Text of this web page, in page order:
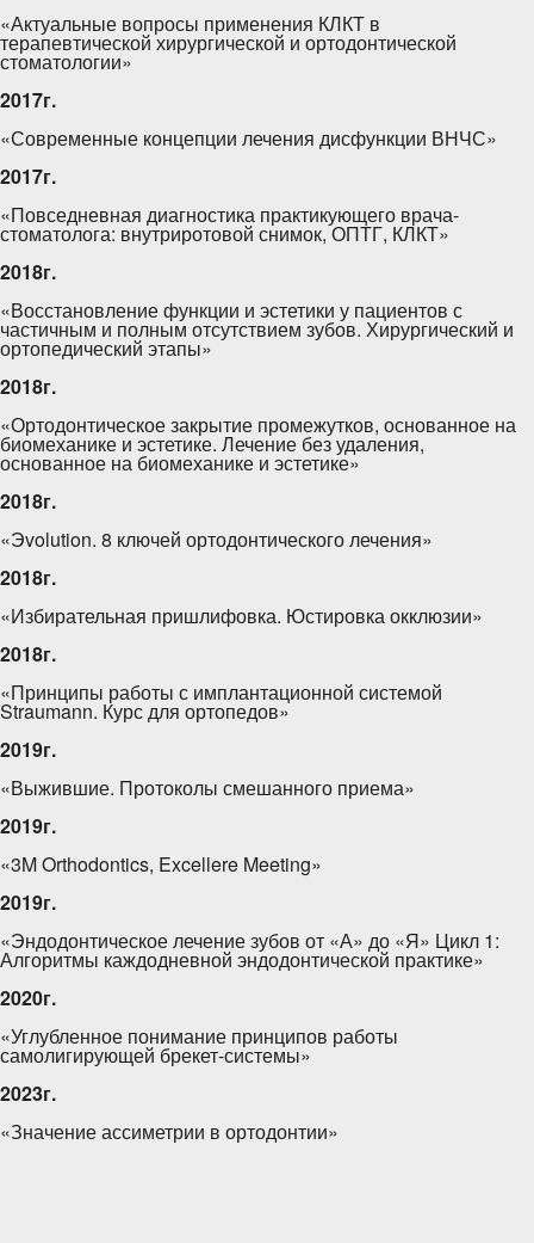
«Актуальные вопросы применения КЛКТ в
терапевтической хирургической и ортодонтической
стоматологии»
2017г.
«Современные концепции лечения дисфункции ВНЧС»
2017г.
«Повседневная диагностика практикующего врача-
стоматолога: внутриротовой снимок, ОПТГ, КЛКТ»
2018г.
«Восстановление функции и эстетики у пациентов с
частичным и полным отсутствием зубов. Хирургический и
ортопедический этапы»
2018г.
«Ортодонтическое закрытие промежутков, основанное на
биомеханике и эстетике. Лечение без удаления,
основанное на биомеханике и эстетике»
2018г.
«Эvolution. 8 ключей ортодонтического лечения»
2018г.
«Избирательная пришлифовка. Юстировка окклюзии»
2018г.
«Принципы работы с имплантационной системой
Straumann. Курс для ортопедов»
2019г.
«Выжившие. Протоколы смешанного приема»
2019г.
«3M Orthodontics, Excellere Meeting»
2019г.
«Эндодонтическое лечение зубов от «А» до «Я» Цикл 1:
Алгоритмы каждодневной эндодонтической практике»
2020г.
«Углубленное понимание принципов работы
самолигирующей брекет-системы»
2023г.
«Значение ассиметрии в ортодонтии»